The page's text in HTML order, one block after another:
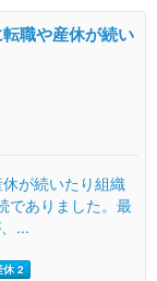
職や産休が続い
が続いたり組織
でありました。最
...
休 2